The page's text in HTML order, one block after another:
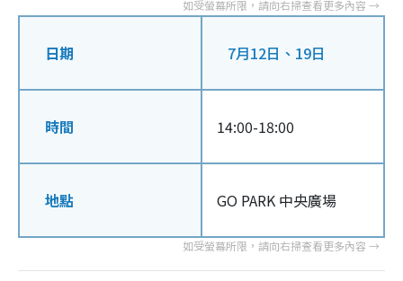
日期 7月12日、19日
時間 14:00-18:00
地點 GO PARK 中央廣場